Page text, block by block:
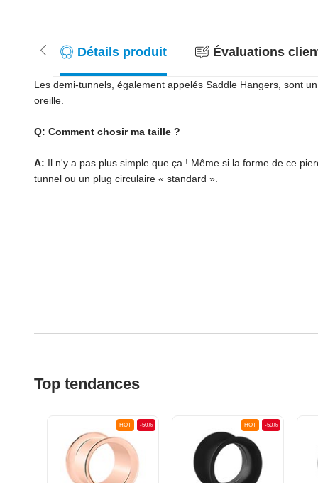
Détails produit Évaluations
Les demi-tunnels, également appelés Saddle Hangers, sont
oreille.
Q: Comment chosir ma taille ?
A: Il n'y a pas plus simple que ça ! Même si la forme de ce
tunnel ou un plug circulaire « standard ».
Top tendances
-50%
HOT -50%
HOT